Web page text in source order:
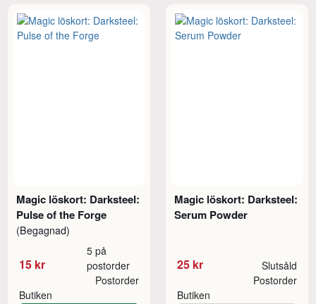
Magic löskort: Darksteel:
Pulse of the Forge
(Begagnad)
15 kr
5 på
postorder
Butiken
Postorder
Magic löskort: Darksteel:
Serum Powder
25 kr Slutsåld
Butiken
Postorder